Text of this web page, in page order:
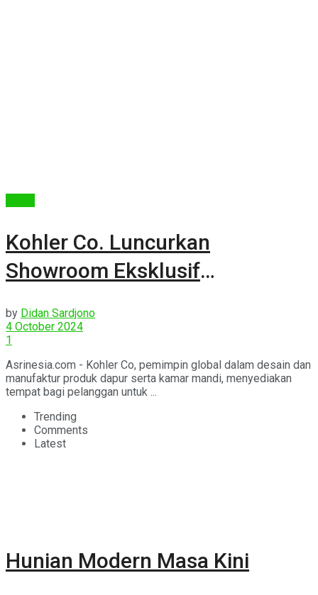
Kohler Co. Luncurkan
Showroom Eksklusif
by Didan Sardjono
4 October 2024
1
Asrinesia.com - Kohler Co, pemimpin global dalam desain dan
manufaktur produk dapur serta kamar mandi, menyediakan
tempat bagi pelanggan untuk ...
Trending
Comments
Latest
Hunian Modern Masa Kini